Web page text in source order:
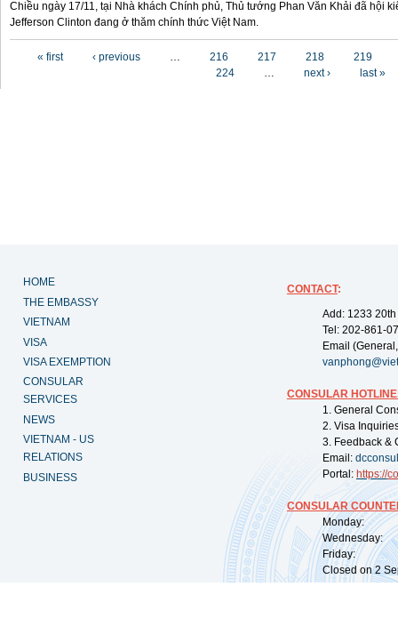
Chiều ngày 17/11, tại Nhà khách Chính phủ, Thủ tướng Phan Văn Khải đã hội
Jefferson Clinton đang ở thăm chính thức Việt Nam.
« first ‹ previous … 216 217 218
219
224
… next › last »
HOME
THE EMBASSY
VIETNAM
VISA
VISA EXEMPTION
CONSULAR
SERVICES
NEWS
VIETNAM - US
RELATIONS
BUSINESS
CONTACT:
Add: 1233
Tel: 202-861-
Email
CONSULAR
1. General
2. Visa
3. Feedback &
Email:
Portal: https://
CONSULAR
Monday:
Wednesday:
Friday:
Closed on 2